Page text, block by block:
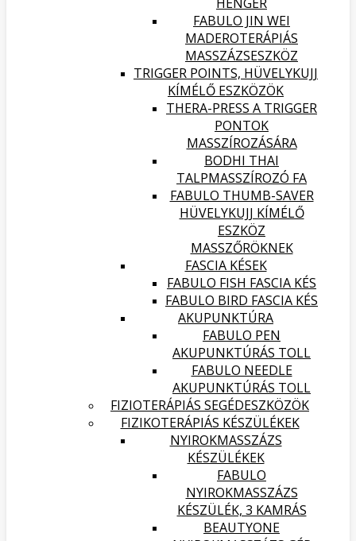
FABULO JIN WEI
MADEROTERÁPIÁS
MASSZÁZSESZKÖZ
TRIGGER POINTS, HÜVELYKUJJ
KÍMÉLŐ ESZKÖZÖK
THERA-PRESS A TRIGGER
PONTOK
MASSZÍROZÁSÁRA
BODHI THAI
TALPMASSZÍROZÓ FA
FABULO THUMB-SAVER
HÜVELYKUJJ KÍMÉLŐ
ESZKÖZ
MASSZŐRÖKNEK
FASCIA KÉSEK
FABULO FISH FASCIA KÉS
FABULO BIRD FASCIA KÉS
AKUPUNKTÚRA
FABULO PEN
AKUPUNKTÚRÁS TOLL
FABULO NEEDLE
AKUPUNKTÚRÁS TOLL
FIZIOTERÁPIÁS SEGÉDESZKÖZÖK
FIZIKOTERÁPIÁS KÉSZÜLÉKEK
NYIROKMASSZÁZS
KÉSZÜLÉKEK
FABULO
NYIROKMASSZÁZS
KÉSZÜLÉK, 3 KAMRÁS
BEAUTYONE